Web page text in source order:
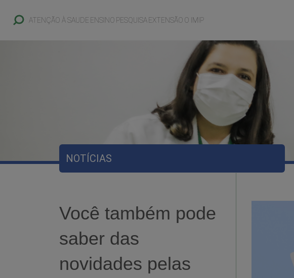
ATENÇÃO À SAUDE ENSINO PESQUISAEXTENSÃO O IMIP
NOTÍCIAS
Você também pode
saber das
novidades pelas